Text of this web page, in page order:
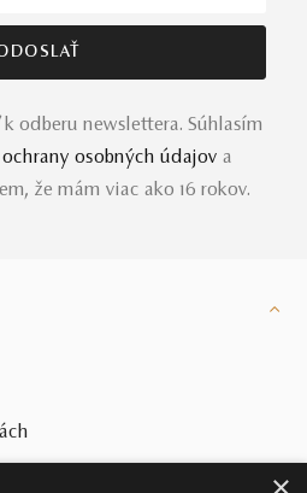
odberu newslettera. Súhlasím
ochrany osobných údajov a
že mám viac ako 16 rokov.